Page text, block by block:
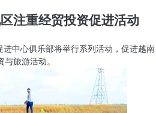
注重经贸投资促进活动
进中心俱乐部将举行系列活动，促进越南
旅游活动。